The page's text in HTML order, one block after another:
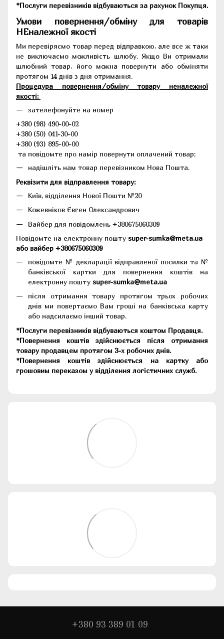
*Послуги перевізників відбуваються за рахунок Покупця.
Умови повернення/обміну для товарів
НЕналежної якості
Ми перевіряємо товар перед відправкою, але все ж таки
не виключаємо можливість шлюбу. Якщо Ви отримали
шлюбний товар, його можна повернути або обміняти
протягом 14 днів з дня отримання.
Процедура повернення/обміну товару неналежної
якості:
зателефонуйте на номер
+380 (98) 490-00-02
+380 (50) 041-30-00
+380 (93) 895-00-00
та повідомте про намір повернути оплачений товар;
надішліть нам товар перевізником Нова Пошта.
Реквізити для відправлення товару:
Київ, відділення Нової Пошти №20
Кожевніков Євген Олександрович
Вайбер для повідомлень +380675060309
Повідомте на електронну пошту super-sumka@meta.ua
або вайбер +380675060309
повідомте № декларації відправленої посилки та №
банківської картки для повернення коштів на
електронну пошту super-sumka@meta.ua
після отримання товару протягом трьох робочих
днів ми повертаємо Вам гроші на банківська карту
або надсилаємо інший товар.
*Послуги перевізників відбуваються коштом Продавця.
*Повернення коштів здійснюється після отримання
товару продавцем протягом 3-х робочих днів.
*Повернення коштів здійснюється на картку або
грошовим переказом у відділення логістичних служб.
+380 93 389 01 09